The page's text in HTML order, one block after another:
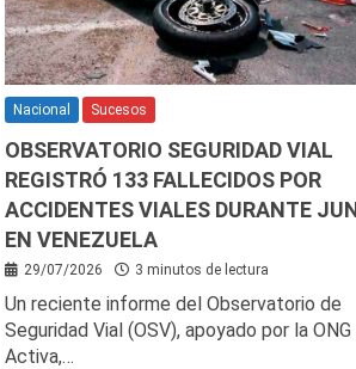
Nacional Sucesos
OBSERVATORIO SEGURIDAD VIAL
REGISTRÓ 133 FALLECIDOS POR
ACCIDENTES VIALES DURANTE
EN VENEZUELA
29/07/2026 3 minutos de lectura
Un reciente informe del Observatorio de
Seguridad Vial (OSV), apoyado por la ONG
Activa,…